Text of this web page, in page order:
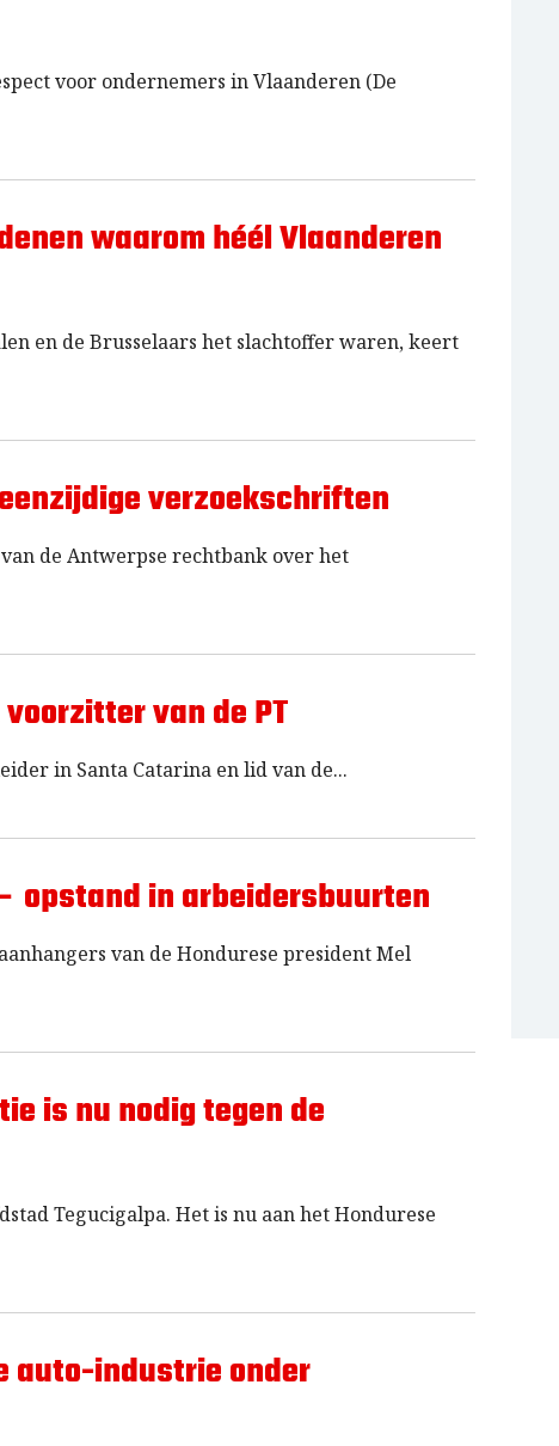
voor ondernemers in Vlaanderen (De
waarom héél Vlaanderen
en de Brusselaars het slachtoffer waren, keert
verzoekschriften
de Antwerpse rechtbank over het
van de PT
in Santa Catarina en lid van de
opstand in arbeidersbuurten
van de Hondurese president Mel
is nu nodig tegen de
Tegucigalpa. Het is nu aan het Hondurese
auto-industrie onder